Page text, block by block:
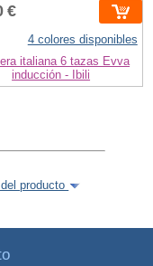
€
4 colores disponibles
italiana 6 tazas Evva
inducción - Ibili
producto